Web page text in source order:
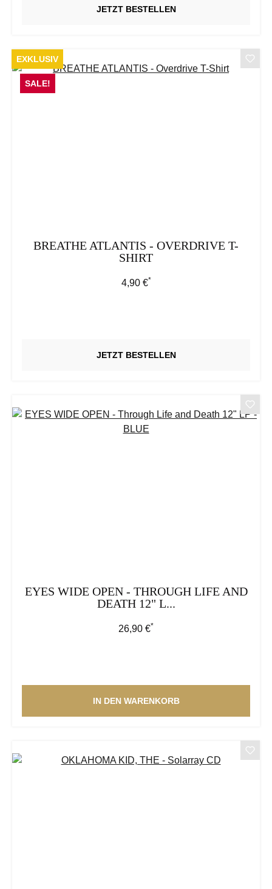
JETZT BESTELLEN
EXKLUSIV
SALE!
BREATHE ATLANTIS - OVERDRIVE T-
SHIRT
Regulärer Preis:
4,90 €*
JETZT BESTELLEN
EYES WIDE OPEN - THROUGH LIFE AND
DEATH 12" L...
Regulärer Preis:
26,90 €*
IN DEN WARENKORB